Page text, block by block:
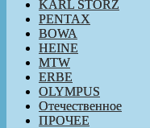
KARL STORZ
PENTAX
BOWA
HEINE
MTW
ERBE
OLYMPUS
Отечественное
ПРОЧЕЕ